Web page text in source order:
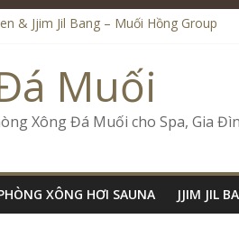
& Jjim Jil Bang – Muối Hồng Group
Jjim Jil Bang Đà Nẵng Muối Hồng Group
– Kinh Doanh Chuẩn Sao – Muối
Lắp Đặt Onsen & Jjim Jil Bang – Muối
Muối
Xông Đá Muối cho Spa, Gia
XÔNG HƠI SAUNA JJIM JIL